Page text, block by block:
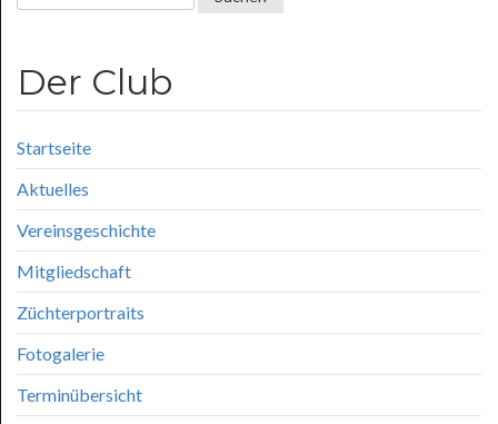
nach:
Der Club
Startseite
Aktuelles
Vereinsgeschichte
Mitgliedschaft
Züchterportraits
Fotogalerie
Terminübersicht